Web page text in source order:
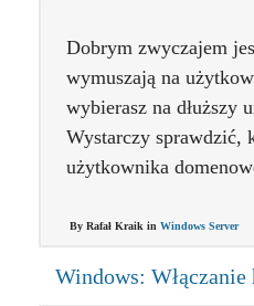
Dobrym zwyczajem
wymuszają na
wybierasz na dłuższy
Wystarczy sprawdzić,
użytkownika
By Rafał Kraik in Windows Server
Windows: